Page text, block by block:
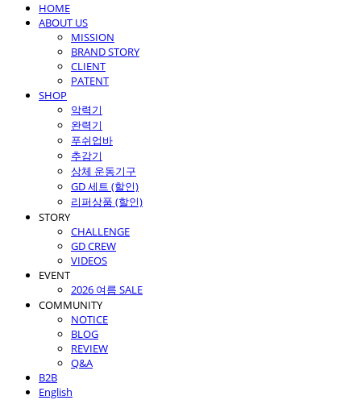
HOME
ABOUT US
MISSION
BRAND STORY
CLIENT
PATENT
SHOP
악력기
완력기
푸쉬업바
추감기
상체 운동기구
GD 세트 (할인)
리퍼상품 (할인)
STORY
CHALLENGE
GD CREW
VIDEOS
EVENT
2026 여름 SALE
COMMUNITY
NOTICE
BLOG
REVIEW
Q&A
B2B
English